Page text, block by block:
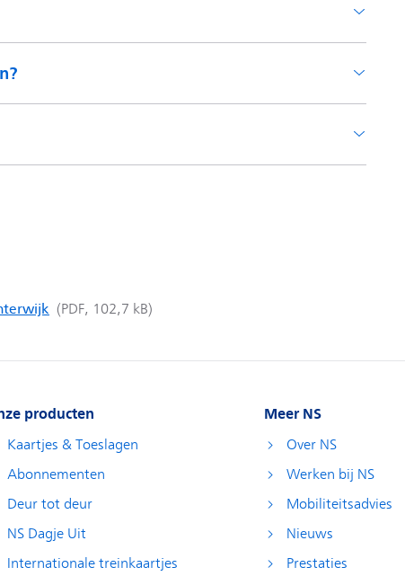
producten
Kaartjes & Toeslagen
Abonnementen
Deur tot deur
NS Dagje Uit
Internationale treinkaartjes
Meer NS
Over NS
Werken bij NS
Mobiliteitsadvies
Nieuws
Prestaties